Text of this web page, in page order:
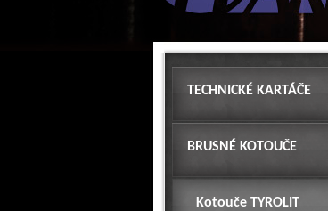
TECHNICKÉ KARTÁČE
BRUSNÉ KOTOUČE
Kotouče TYROLIT